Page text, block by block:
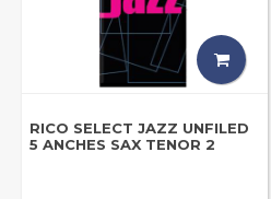
RICO SELECT JAZZ UNFILED
5 ANCHES SAX TENOR 2